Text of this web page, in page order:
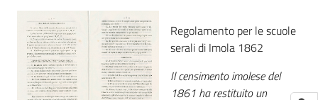
Regolamento per le scuole
serali di Imola 1862
Il censimento imolese del
1861 ha restituito un